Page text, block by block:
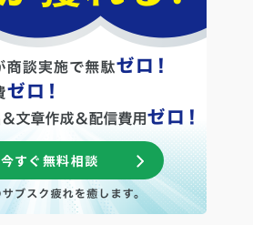
今すぐ無料相談